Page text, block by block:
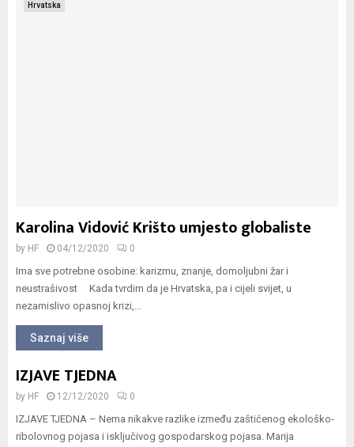
Hrvatska
Karolina Vidović Krišto umjesto globaliste
by HF 04/12/2020 0
Ima sve potrebne osobine: karizmu, znanje, domoljubni žar i
neustrašivost Kada tvrdim da je Hrvatska, pa i cijeli svijet, u
nezamislivo opasnoj krizi,...
Saznaj više
IZJAVE TJEDNA
by HF 12/12/2020 0
IZJAVE TJEDNA – Nema nikakve razlike između zaštićenog ekološko-
ribolovnog pojasa i isključivog gospodarskog pojasa. Marija